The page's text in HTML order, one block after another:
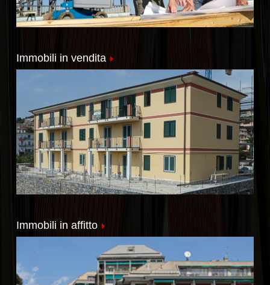
Immobili in vendita
Immobili in affitto